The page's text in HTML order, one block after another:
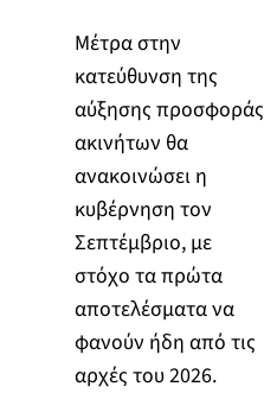
Μέτρα στην
κατεύθυνση της
αύξησης προσφοράς
ακινήτων θα
ανακοινώσει η
κυβέρνηση τον
Σεπτέμβριο, με
στόχο τα πρώτα
αποτελέσματα να
φανούν ήδη από τις
αρχές του 2026.